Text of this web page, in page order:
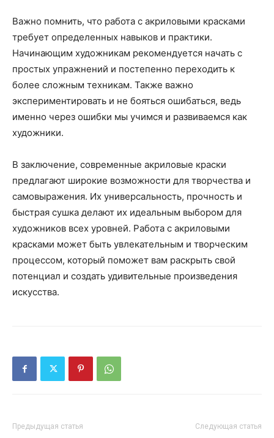
Важно помнить, что работа с акриловыми красками
требует определенных навыков и практики.
Начинающим художникам рекомендуется начать с
простых упражнений и постепенно переходить к
более сложным техникам. Также важно
экспериментировать и не бояться ошибаться, ведь
именно через ошибки мы учимся и развиваемся как
художники.
В заключение, современные акриловые краски
предлагают широкие возможности для творчества и
самовыражения. Их универсальность, прочность и
быстрая сушка делают их идеальным выбором для
художников всех уровней. Работа с акриловыми
красками может быть увлекательным и творческим
процессом, который поможет вам раскрыть свой
потенциал и создать удивительные произведения
искусства.
Предыдущая статья Следующая статья